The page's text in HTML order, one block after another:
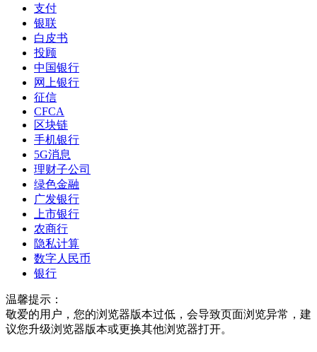
支付
银联
白皮书
投顾
中国银行
网上银行
征信
CFCA
区块链
手机银行
5G消息
理财子公司
绿色金融
广发银行
上市银行
农商行
隐私计算
数字人民币
银行
温馨提示：
敬爱的用户，您的浏览器版本过低，会导致页面浏览异常，建
议您升级浏览器版本或更换其他浏览器打开。